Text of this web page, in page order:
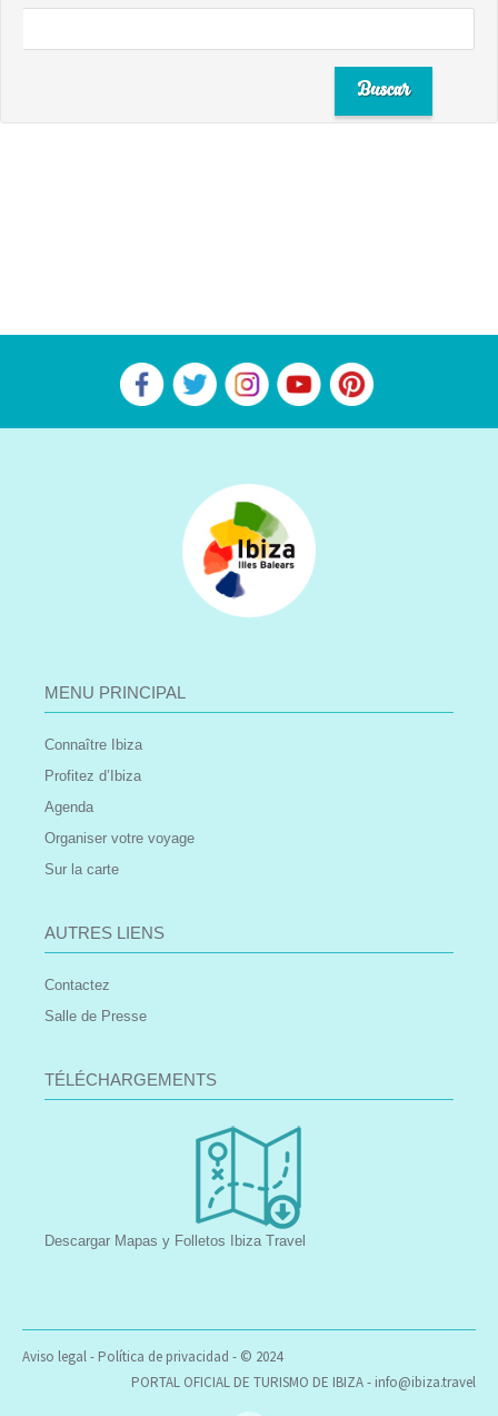
MENU PRINCIPAL
Connaître Ibiza
Profitez d’Ibiza
Agenda
Organiser votre voyage
Sur la carte
AUTRES LIENS
Contactez
Salle de Presse
TÉLÉCHARGEMENTS
Descargar Mapas y Folletos Ibiza Travel
Aviso legal- Política de privacidad - © 2024
PORTAL OFICIAL DE TURISMO DE IBIZA - info@ibiza.travel